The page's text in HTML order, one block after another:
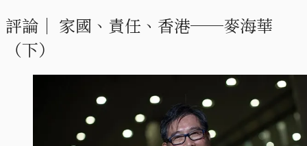
評論｜ 家國、責任、香港──麥海華
（下）